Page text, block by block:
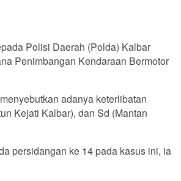
Polisi Daerah (Polda) Kalbar
Penimbangan Kendaraan Bermotor
adanya keterlibatan
Kejati Kalbar), dan Sd (Mantan
persidangan ke 14 pada kasus ini, ia